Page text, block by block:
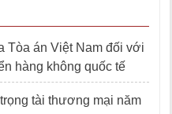
Tòa án Việt Nam đối với
hàng không quốc tế
tài thương mại năm